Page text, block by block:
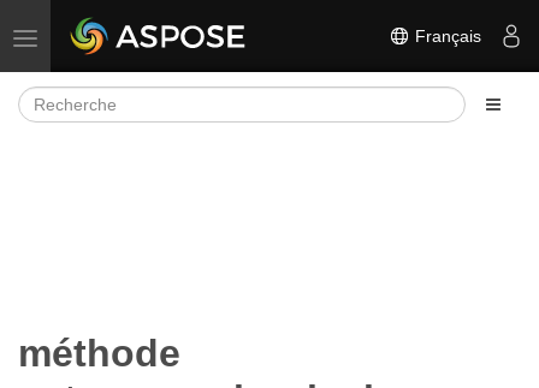
Basculer la navigation Français
méthode